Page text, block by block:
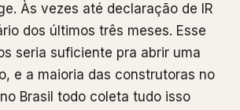
Às vezes até declaração de IR
dos últimos três meses. Esse
seria suficiente pra abrir uma
e a maioria das construtoras no
Brasil todo coleta tudo isso